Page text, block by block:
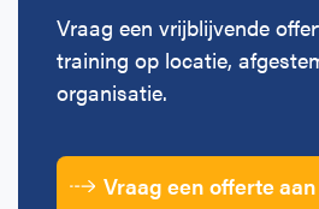
Vraag een vrijblijvende
training op locatie,
organisatie.
Vraag een offerte aan